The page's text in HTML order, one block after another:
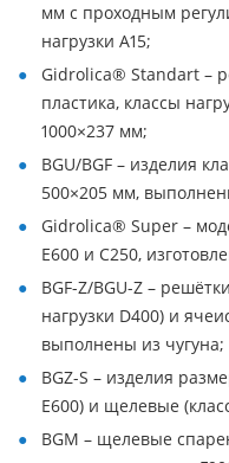
мм с проходным
нагрузки А15;
Gidrolica® Standart –
пластика, классы
1000×237 мм;
BGU/BGF – изделия
500×205 мм,
Gidrolica® Super –
Е600 и С250,
BGF-Z/BGU-Z –
нагрузки D400) и
выполнены из чугуна;
BGZ-S – изделия
Е600) и щелевые
BGM – щелевые